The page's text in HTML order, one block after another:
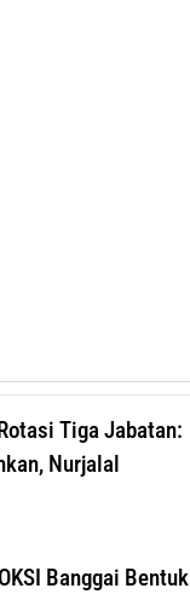
Tiga Jabatan:
Nurjalal
Banggai Bentuk